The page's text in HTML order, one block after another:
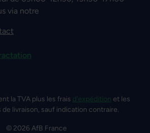
via notre
la TVA plus les frais d'expédition et les
livraison, sauf indication contraire.
© 2026 AfB France